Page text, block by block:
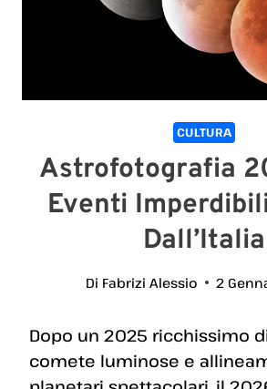
CULTURA
Astrofotografia
Eventi
Dall’Italia
Di Fabrizi Alessio 2
Dopo un 2025 ricchissimo
comete luminose e